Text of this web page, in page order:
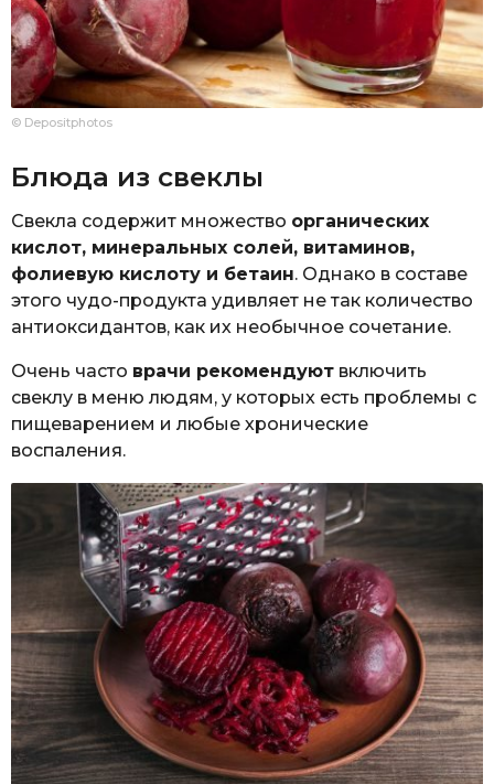
© Depositphotos
Блюда из свеклы
Свекла содержит множество органических
кислот, минеральных солей, витаминов,
фолиевую кислоту и бетаин. Однако в составе
этого чудо-продукта удивляет не так количество
антиоксидантов, как их необычное сочетание.
Очень часто врачи рекомендуют включить
свеклу в меню людям, у которых есть проблемы с
пищеварением и любые хронические
воспаления.